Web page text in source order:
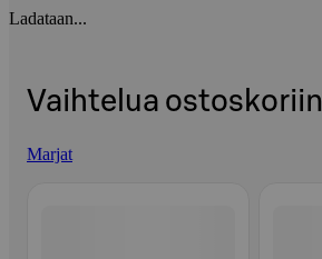
Ladataan...
Vaihtelua ostoskoriin
Marjat